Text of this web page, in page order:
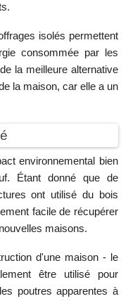
isolés permettent
consommée par les
la meilleure alternative
la maison, car elle a un
environnemental bien
Étant donné que de
ont utilisé du bois
facile de récupérer
maisons.
d'une maison - le
être utilisé pour
poutres apparentes à